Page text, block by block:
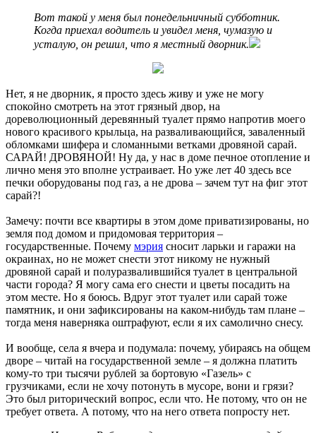
Вот такой у меня был понедельничный субботник.
Когда приехал водитель и увидел меня, чумазую и
усталую, он решил, что я местный дворник.
Нет, я не дворник, я просто здесь живу и уже не могу
спокойно смотреть на этот грязный двор, на
дореволюционный деревянный туалет прямо напротив моего
нового красивого крыльца, на разваливающийся, заваленный
обломками шифера и сломанными ветками дровяной сарай.
САРАЙ! ДРОВЯНОЙ! Ну да, у нас в доме печное отопление и
лично меня это вполне устраивает. Но уже лет 40 здесь все
печки оборудованы под газ, а не дрова – зачем тут на фиг этот
сарай?!
Замечу: почти все квартиры в этом доме приватизированы, но
земля под домом и придомовая территория –
государственные. Почему мэрия сносит ларьки и гаражи на
окраинах, но не может снести этот никому не нужный
дровяной сарай и полуразвалившийся туалет в центральной
части города? Я могу сама его снести и цветы посадить на
этом месте. Но я боюсь. Вдруг этот туалет или сарай тоже
памятник, и они зафиксированы на каком-нибудь там плане –
тогда меня наверняка оштрафуют, если я их самолично снесу.
И вообще, села я вчера и подумала: почему, убираясь на общем
дворе – читай на государственной земле – я должна платить
кому-то три тысячи рублей за бортовую «Газель» с
грузчиками, если не хочу потонуть в мусоре, вони и грязи?
Это был риторический вопрос, если что. Не потому, что он не
требует ответа. А потому, что на него ответа попросту нет.